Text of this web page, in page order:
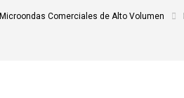
Microondas Comerciales de Alto Volumen